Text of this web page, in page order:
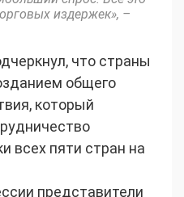
издержек», –
что страны
общего
который
всех пяти стран на
представители